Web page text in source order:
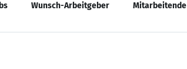
Wunsch-Arbeitgeber Mitarbeitende